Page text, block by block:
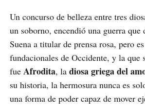
Un concurso de belleza entre tres
un soborno, encendió una guerra que
Suena a titular de prensa rosa, pero
fundacionales de Occidente, y la que
fue Afrodita, la diosa griega del
su historia, la hermosura nunca es
una forma de poder capaz de mover